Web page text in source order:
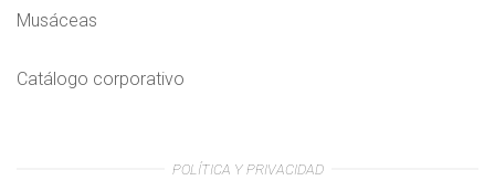
Musáceas
Catálogo corporativo
POLÍTICA Y PRIVACIDAD